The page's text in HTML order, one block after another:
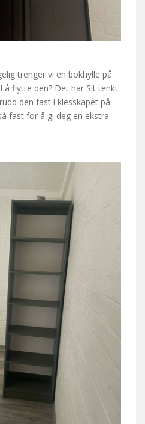
trenger vi en bokhylle på
flytte den? Det har Sit tenkt
den fast i klesskapet på
fast for å gi deg en ekstra